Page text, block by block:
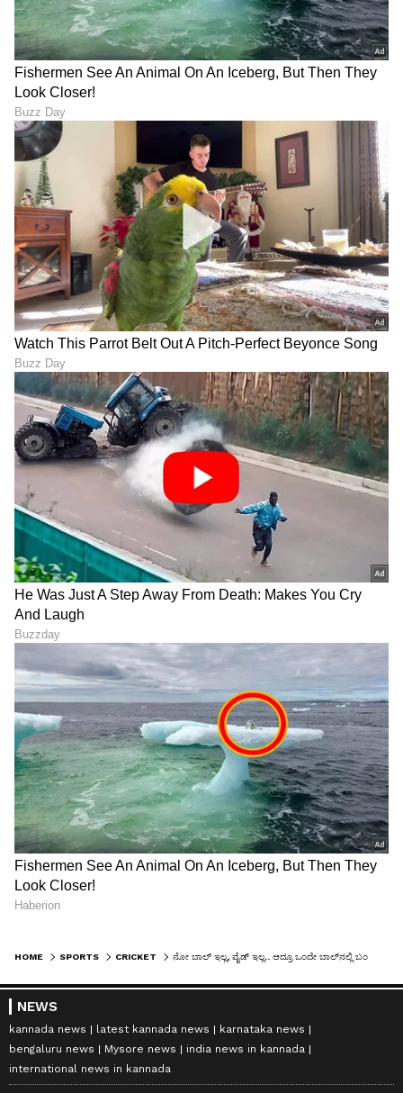
HOME SPORTS CRICKET
NEWS
kannada news latest kannada news
karnataka news
bengaluru news
Mysore news
india news in kannada
international news in kannada